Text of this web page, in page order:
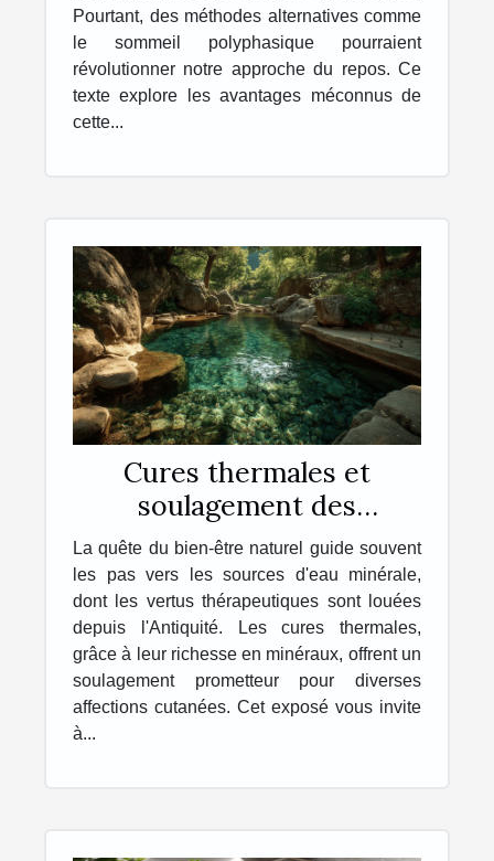
Pourtant, des méthodes alternatives comme
le sommeil polyphasique pourraient
révolutionner notre approche du repos. Ce
texte explore les avantages méconnus de
cette...
Cures thermales et
soulagement des
affections cutanées
Découvertes sur les
bienfaits des eaux
minérales
La quête du bien-être naturel guide souvent
les pas vers les sources d'eau minérale,
dont les vertus thérapeutiques sont louées
depuis l'Antiquité. Les cures thermales,
grâce à leur richesse en minéraux, offrent un
soulagement prometteur pour diverses
affections cutanées. Cet exposé vous invite
à...